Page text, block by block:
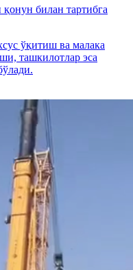
билан тартибга
ўқитиш ва малака
ташкилотлар эса